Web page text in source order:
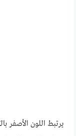
يرتبط اللون الأصفر